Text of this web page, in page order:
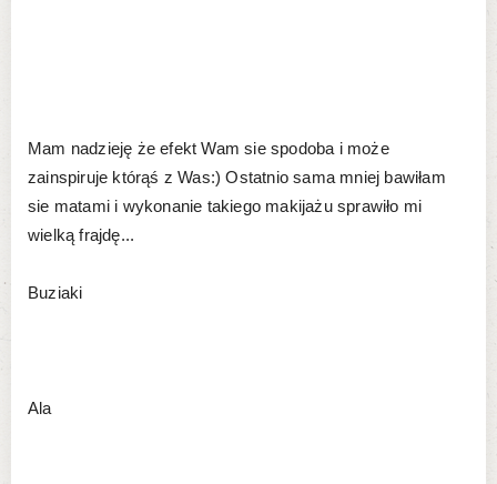
Mam nadzieję że efekt Wam sie spodoba i może
zainspiruje którąś z Was:) Ostatnio sama mniej bawiłam
sie matami i wykonanie takiego makijażu sprawiło mi
wielką frajdę...
Buziaki
Ala